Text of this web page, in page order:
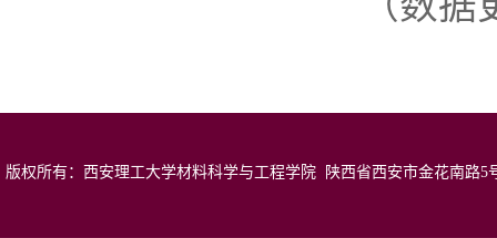
版权所有：西安理工大学材料科学与工程学院 陕西省西安市金花南路5